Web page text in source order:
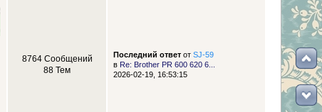
8764 Сообщений
88 Тем
Последний ответот SJ-59
в Re: Brother PR 600 620 6...
2026-02-19, 16:53:15